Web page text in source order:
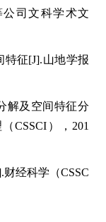
公司文科学术文
特征[J].山地学报
解及空间特征分
CSSCI），201
经科学（CSSC